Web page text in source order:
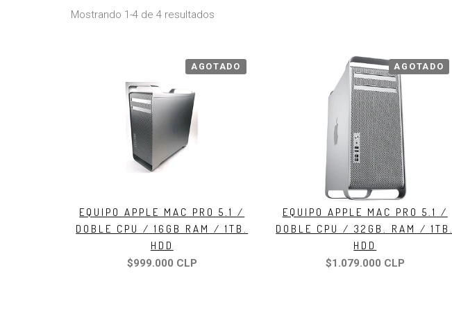
Mostrando 1-4 de 4 resultados
AGOTADO
EQUIPO APPLE MAC PRO 5.1 /
DOBLE CPU / 16GB RAM / 1TB.
HDD
$999.000 CLP
AGOTADO
EQUIPO APPLE MAC PRO 5.1 /
DOBLE CPU / 32GB. RAM / 1TB.
HDD
$1.079.000 CLP